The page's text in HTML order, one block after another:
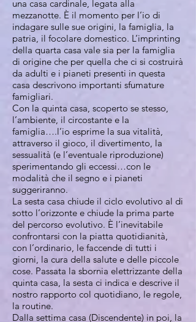
una casa cardinale, legata alla
mezzanotte. È il momento per l’io di
indagare sulle sue origini, la famiglia, la
patria, il focolare domestico. L’imprinting
della quarta casa vale sia per la famiglia
di origine che per quella che ci si costruirà
da adulti e i pianeti presenti in questa
casa descrivono importanti sfumature
famigliari.
Con la quinta casa, scoperto se stesso,
l’ambiente, il circostante e la
famiglia….l’io esprime la sua vitalità,
attraverso il gioco, il divertimento, la
sessualità (e l’eventuale riproduzione)
sperimentando gli eccessi…con le
modalità che il segno e i pianeti
suggeriranno.
La sesta casa chiude il ciclo evolutivo al di
sotto l’orizzonte e chiude la prima parte
del percorso evolutivo. È l’inevitabile
confrontarsi con la piatta quotidianità,
con l’ordinario, le faccende di tutti i
giorni, la cura della salute e delle piccole
cose. Passata la sbornia elettrizzante della
quinta casa, la sesta ci indica e descrive il
nostro rapporto col quotidiano, le regole,
la routine.
Dalla settima casa (Discendente) in poi, la